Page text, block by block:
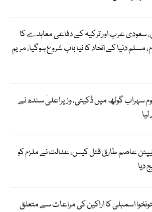
سعودی عرب اور ترکیہ کے دفاعی معاہدے کا
مسلم دنیا کے اتحاد کا نیا باب شروع ہوگیا، مریم
سہراب گوٹھ میں ڈکیتی، وزیراعلیٰ سندھ نے
عاصم طارق قتل کیس، عدالت نے ملزم کو
دیا
اسمبلی کا اراکین کی مراعات سے متعلق